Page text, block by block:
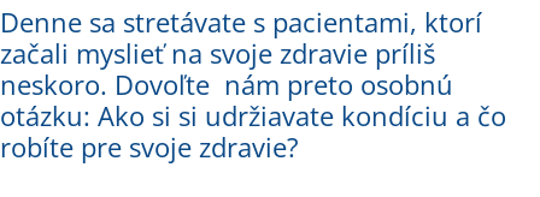
Denne sa stretávate s pacientami, ktorí
začali myslieť na svoje zdravie príliš
neskoro. Dovoľte nám preto osobnú
otázku: Ako si si udržiavate kondíciu a čo
robíte pre svoje zdravie?